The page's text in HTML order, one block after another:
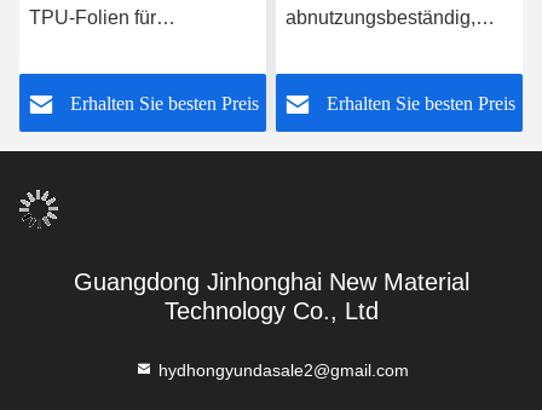
TPU-Folien für
Temperaturbeständigkeit
-10°C-120°C
Erhalten Sie besten Preis
abnutzungsbeständig,
anpassbar
Erhalten Sie besten Preis
Guangdong Jinhonghai New Material
Technology Co., Ltd
hydhongyundasale2@gmail.com